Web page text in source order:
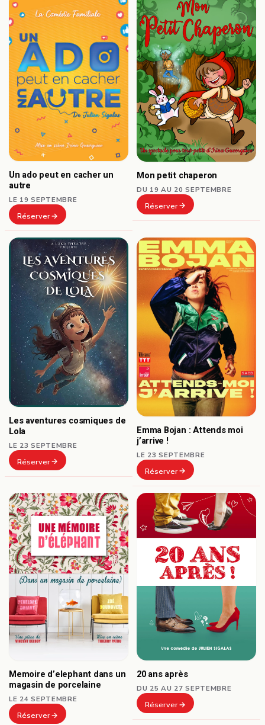
Un ado peut en cacher un
autre
LE 19 SEPTEMBRE
Réserver
Mon petit chaperon
DU 19 AU 20 SEPTEMBRE
Réserver
Les aventures cosmiques de
Lola
LE 23 SEPTEMBRE
Réserver
Emma Bojan : Attends moi
j’arrive !
LE 23 SEPTEMBRE
Réserver
Memoire d’elephant dans un
magasin de porcelaine
LE 24 SEPTEMBRE
Réserver
20 ans après
DU 25 AU 27 SEPTEMBRE
Réserver